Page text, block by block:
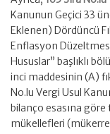
Kanunun Geçici 33
Eklenen) Dördüncü
Enflasyon
Hususlar” başlıklı
inci maddesinin (A)
No.lu Vergi Usul
bilanço esasına
mükellefleri